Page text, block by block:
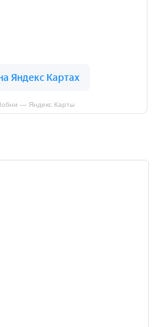
— Яндекс Карты